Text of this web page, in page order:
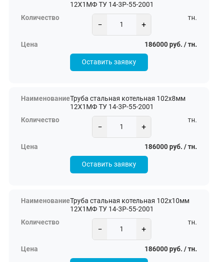
12Х1МФ ТУ 14-3Р-55-2001
− +
тн.
186000 руб. / тн.
Оставить заявку
Труба стальная котельная 102х8мм
12Х1МФ ТУ 14-3Р-55-2001
− +
тн.
186000 руб. / тн.
Оставить заявку
Труба стальная котельная 102х10мм
12Х1МФ ТУ 14-3Р-55-2001
− +
тн.
186000 руб. / тн.